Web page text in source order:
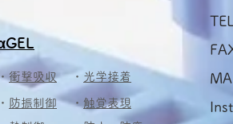
衝撃吸収
・ 防振制御
・ 光学接着
・ 触覚表現